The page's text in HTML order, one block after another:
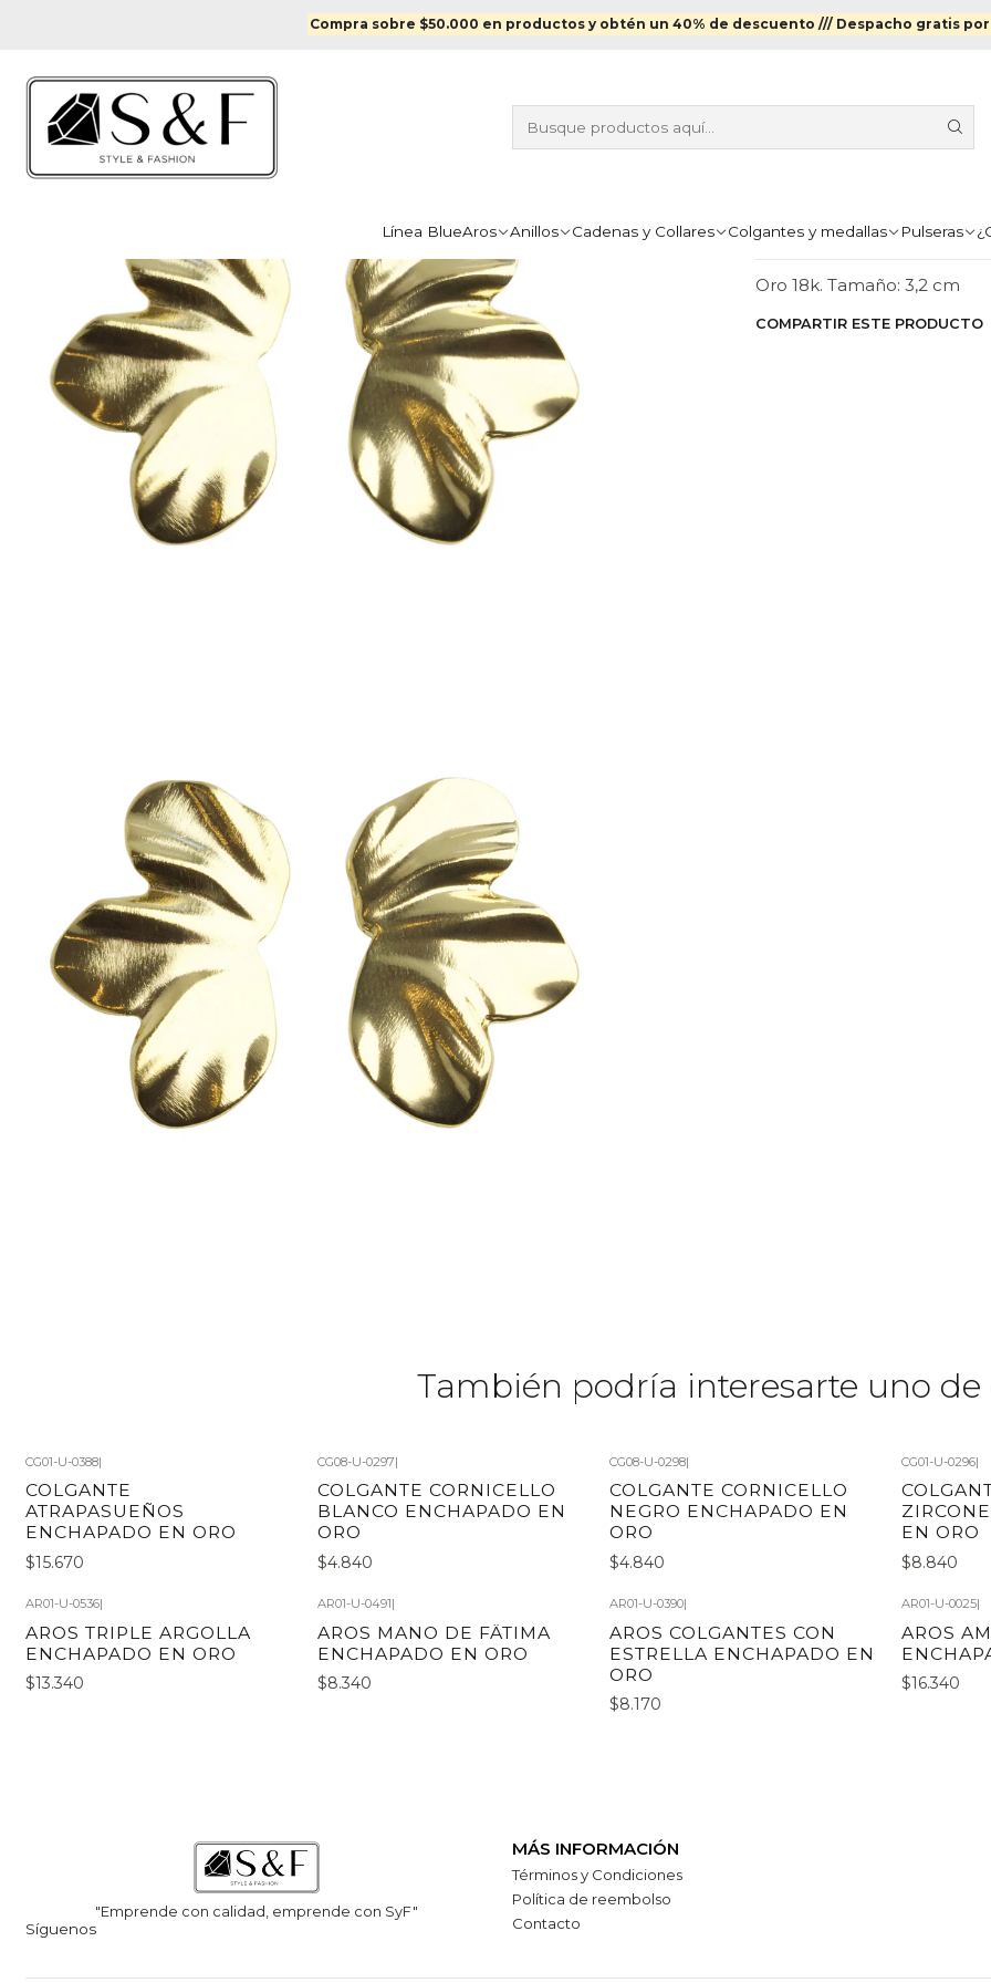
Línea BlueAros Anillos Cadenas y Collares Colgantes y medallas Pulseras
Compra sobre $50.000 en productos y obtén un 40% de descuento /// Despacho gratis
Inicio Aros Aros Enchapados en Oro Aros hoja gruesa grande
AROS HOJA
ENCHAPADO
DESCRIPCIÓN
Oro 18k. Tamaño: 3,2 cm
COMPARTIR ESTE PRODUCTO
También podría interesarte uno de
CG01-U-0388|
COLGANTE
ATRAPASUEÑOS
ENCHAPADO EN ORO
$15.670
CG08-U-0297|
COLGANTE CORNICELLO
BLANCO ENCHAPADO EN
ORO
$4.840
CG08-U-0298|
COLGANTE CORNICELLO
NEGRO ENCHAPADO EN
ORO
$4.840
CG01-U-0296|
EN ORO
$8.840
AR01-U-0536|
AROS TRIPLE ARGOLLA
ENCHAPADO EN ORO
$13.340
AR01-U-0491|
AROS MANO DE FÄTIMA
ENCHAPADO EN ORO
$8.340
AR01-U-0390|
AROS COLGANTES CON
ESTRELLA ENCHAPADO EN
ORO
$8.170
AR01-U-0025|
AROS
$16.340
"Emprende con calidad, emprende con SyF"
Síguenos
MÁS INFORMACIÓN
Términos y Condiciones
Política de reembolso
Contacto